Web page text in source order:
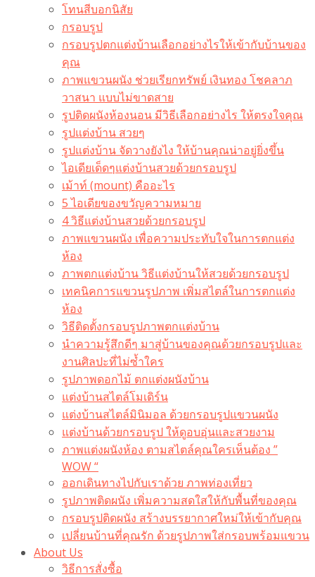
โทนสีบอกนิสัย
กรอบรูป
กรอบรูปตกแต่งบ้านเลือกอย่างไรให้เข้ากับบ้านของ
คุณ
ภาพแขวนผนัง ช่วยเรียกทรัพย์ เงินทอง โชคลาภ
วาสนา แบบไม่ขาดสาย
รูปติดผนังห้องนอน มีวิธีเลือกอย่างไร ให้ตรงใจคุณ
รูปแต่งบ้าน สวยๆ
รูปแต่งบ้าน จัดวางยังไง ให้บ้านคุณน่าอยู่ยิ่งขึ้น
ไอเดียเด็ดๆแต่งบ้านสวยด้วยกรอบรูป
เม้าท์ (mount) คืออะไร​
5 ไอเดียของขวัญความหมาย
4 วิธีแต่งบ้านสวยด้วยกรอบรูป
ภาพแขวนผนัง เพื่อความประทับใจในการตกแต่ง
ห้อง
ภาพตกแต่งบ้าน วิธีแต่งบ้านให้สวยด้วยกรอบรูป
เทคนิคการแขวนรูปภาพ เพิ่มสไตล์ในการตกแต่ง
ห้อง
วิธีติดตั้งกรอบรูปภาพตกแต่งบ้าน
นำความรู้สึกดีๆ มาสู่บ้านของคุณด้วยกรอบรูปและ
งานศิลปะที่ไม่ซ้ำใคร
รูปภาพดอกไม้ ตกแต่งผนังบ้าน
แต่งบ้านสไตล์โมเดิร์น
แต่งบ้านสไตล์มินิมอล ด้วยกรอบรูปแขวนผนัง
แต่งบ้านด้วยกรอบรูป ให้ดูอบอุ่นและสวยงาม
ภาพแต่งผนังห้อง ตามสไตล์คุณใครเห็นต้อง ”
WOW “
ออกเดินทางไปกับเราด้วย ภาพท่องเที่ยว
รูปภาพติดผนัง เพิ่มความสดใสให้กับพื้นที่ของคุณ
กรอบรูปติดผนัง สร้างบรรยากาศใหม่ให้เข้ากับคุณ
เปลี่ยนบ้านที่คุณรัก ด้วยรูปภาพใส่กรอบพร้อมแขวน​
About Us
วิธีการสั่งซื้อ